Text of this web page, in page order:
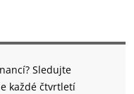
Sledujte
každé čtvrtletí